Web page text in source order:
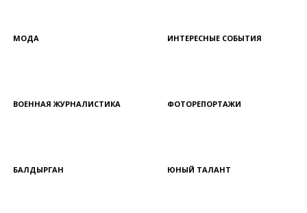
МОДА ИНТЕРЕСНЫЕ СОБЫТИЯ
ВОЕННАЯ ЖУРНАЛИСТИКА ФОТОРЕПОРТАЖИ
БАЛДЫРГАН ЮНЫЙ ТАЛАНТ